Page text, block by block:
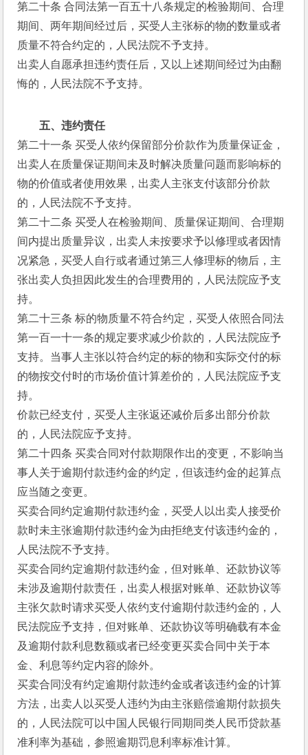
第二十条 合同法第一百五十八条规定的检验期间、合理
期间、两年期间经过后，买受人主张标的物的数量或者
质量不符合约定的，人民法院不予支持。
出卖人自愿承担违约责任后，又以上述期间经过为由翻
悔的，人民法院不予支持。
五、违约责任
第二十一条 买受人依约保留部分价款作为质量保证金，
出卖人在质量保证期间未及时解决质量问题而影响标的
物的价值或者使用效果，出卖人主张支付该部分价款
的，人民法院不予支持。
第二十二条 买受人在检验期间、质量保证期间、合理期
间内提出质量异议，出卖人未按要求予以修理或者因情
况紧急，买受人自行或者通过第三人修理标的物后，主
张出卖人负担因此发生的合理费用的，人民法院应予支
持。
第二十三条 标的物质量不符合约定，买受人依照合同法
第一百一十一条的规定要求减少价款的，人民法院应予
支持。当事人主张以符合约定的标的物和实际交付的标
的物按交付时的市场价值计算差价的，人民法院应予支
持。
价款已经支付，买受人主张返还减价后多出部分价款
的，人民法院应予支持。
第二十四条 买卖合同对付款期限作出的变更，不影响当
事人关于逾期付款违约金的约定，但该违约金的起算点
应当随之变更。
买卖合同约定逾期付款违约金，买受人以出卖人接受价
款时未主张逾期付款违约金为由拒绝支付该违约金的，
人民法院不予支持。
买卖合同约定逾期付款违约金，但对账单、还款协议等
未涉及逾期付款责任，出卖人根据对账单、还款协议等
主张欠款时请求买受人依约支付逾期付款违约金的，人
民法院应予支持，但对账单、还款协议等明确载有本金
及逾期付款利息数额或者已经变更买卖合同中关于本
金、利息等约定内容的除外。
买卖合同没有约定逾期付款违约金或者该违约金的计算
方法，出卖人以买受人违约为由主张赔偿逾期付款损失
的，人民法院可以中国人民银行同期同类人民币贷款基
准利率为基础，参照逾期罚息利率标准计算。